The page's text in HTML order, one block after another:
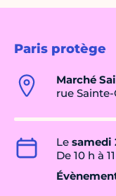
Paris protège
Marché
rue
Le samedi
De 10 h à